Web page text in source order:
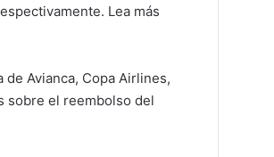
Lea más
Avianca, Copa Airlines,
sobre el reembolso del